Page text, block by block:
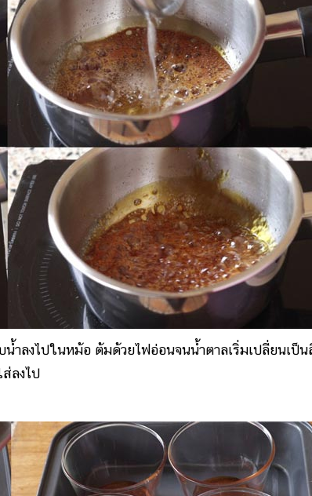
ลงไปในหม้อ ต้มด้วยไฟอ่อนจนน้ำตาลเริ่มเปลี่ยนเป็น
ลงไป